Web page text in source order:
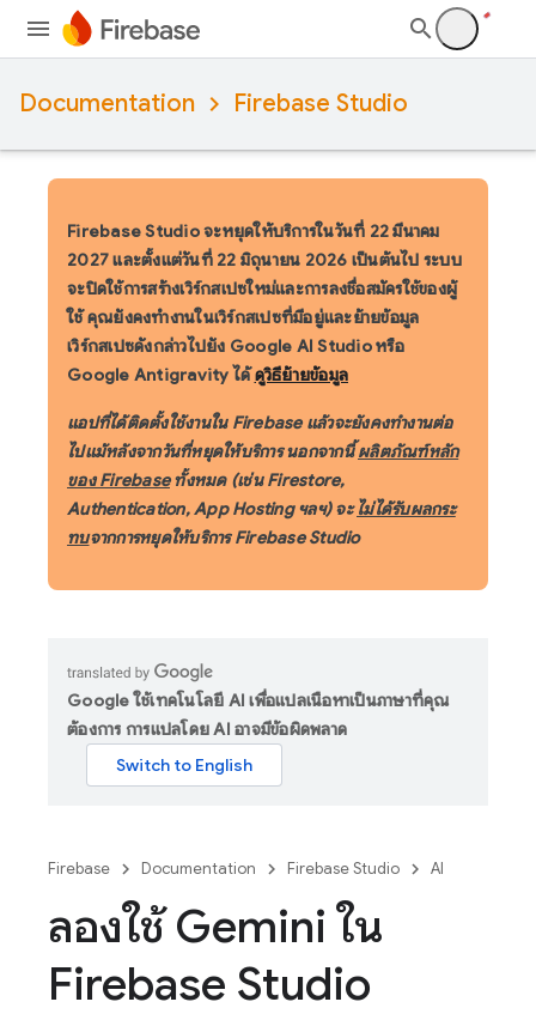
Documentation Firebase Studio
Firebase Studio จะหยุดให้บริการในวันที่ 22 มีนาคม
2027และตั้งแต่วันที่ 22 มิถุนายน 2026 เป็นต้นไป ระบบ
จะปิดใช้การสร้างเวิร์กสเปซใหม่และการลงชื่อสมัครใช้ของผู้
ใช้ คุณยังคงทำงานในเวิร์กสเปซที่มีอยู่และย้ายข้อมูล
เวิร์กสเปซดังกล่าวไปยัง Google AI Studio หรือ
Google Antigravity ได้ดูวิธีย้ายข้อมูล
แอปที่ได้ติดตั้งใช้งานใน Firebase แล้วจะยังคงทำงานต่อ
ไปแม้หลังจากวันที่หยุดให้บริการ นอกจากนี้ผลิตภัณฑ์หลัก
ของ Firebaseทั้งหมด (เช่น Firestore,
Authentication, App Hosting ฯลฯ) จะไม่ได้รับผลกระ
ทบจากการหยุดให้บริการ Firebase Studio
Google ใช้เทคโนโลยี AI เพื่อแปลเนื้อหาเป็นภาษาที่คุณ
ต้องการ การแปลโดย AI อาจมีข้อผิดพลาด
Firebase Documentation Firebase Studio AI
ลองใช้ Gemini ใน
Firebase Studio